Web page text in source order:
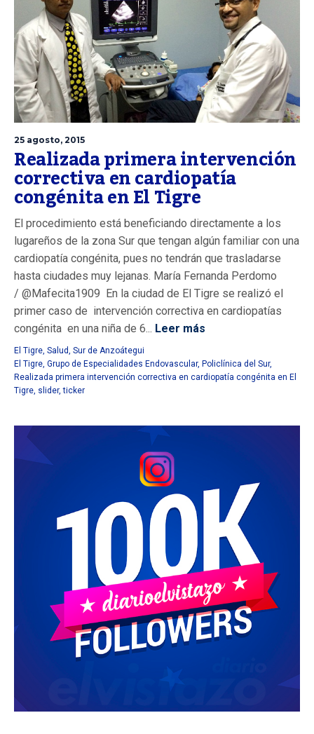
25 agosto, 2015
Realizada primera intervención
correctiva en cardiopatía
congénita en El Tigre
El procedimiento está beneficiando directamente a los
lugareños de la zona Sur que tengan algún familiar con una
cardiopatía congénita, pues no tendrán que trasladarse
hasta ciudades muy lejanas. María Fernanda Perdomo
/ @Mafecita1909 En la ciudad de El Tigre se realizó el
primer caso de intervención correctiva en cardiopatías
congénita en una niña de 6... Leer más
El Tigre Salud Sur de Anzoátegui
El Tigre Grupo de Especialidades Endovascular, Policlínica del Sur,
Realizada primera intervención correctiva en cardiopatía congénita en El
Tigre slider,ticker